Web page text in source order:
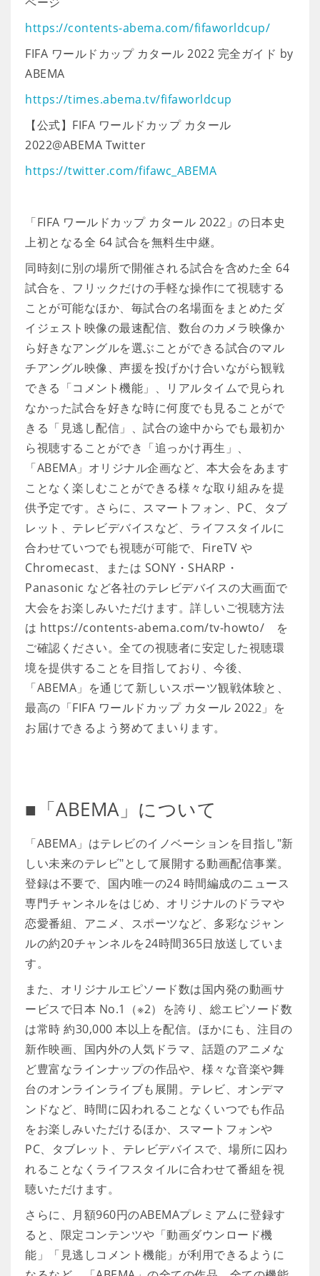
https://contents-abema.com/fifaworldcup/
FIFA ワールドカップ カタール 2022 完全ガイド by
ABEMA
https://times.abema.tv/fifaworldcup
【公式】FIFA ワールドカップ カタール
2022@ABEMA Twitter
https://twitter.com/fifawc_ABEMA
「FIFA ワールドカップ カタール 2022」の日本史
上初となる全 64 試合を無料生中継。
同時刻に別の場所で開催される試合を含めた全 64
試合を、フリックだけの手軽な操作にて視聴する
ことが可能なほか、毎試合の名場面をまとめたダ
イジェスト映像の最速配信、数台のカメラ映像か
ら好きなアングルを選ぶことができる試合のマル
チアングル映像、声援を投げかけ合いながら観戦
できる「コメント機能」、リアルタイムで見られ
なかった試合を好きな時に何度でも見ることがで
きる「見逃し配信」、試合の途中からでも最初か
ら視聴することができ「追っかけ再生」、
「ABEMA」オリジナル企画など、本大会をあます
ことなく楽しむことができる様々な取り組みを提
供予定です。さらに、スマートフォン、PC、タブ
レット、テレビデバイスなど、ライフスタイルに
合わせていつでも視聴が可能で、FireTV や
Chromecast、または SONY・SHARP・
Panasonic など各社のテレビデバイスの大画面で
大会をお楽しみいただけます。詳しいご視聴方法
は https://contents-abema.com/tv-howto/ を
ご確認ください。全ての視聴者に安定した視聴環
境を提供することを目指しており、今後、
「ABEMA」を通じて新しいスポーツ観戦体験と、
最高の「FIFA ワールドカップ カタール 2022」を
お届けできるよう努めてまいります。
■「ABEMA」について
「ABEMA」はテレビのイノベーションを目指し"新
しい未来のテレビ"として展開する動画配信事業。
登録は不要で、国内唯一の24 時間編成のニュース
専門チャンネルをはじめ、オリジナルのドラマや
恋愛番組、アニメ、スポーツなど、多彩なジャン
ルの約20チャンネルを24時間365日放送していま
す。
また、オリジナルエピソード数は国内発の動画サ
ービスで日本 No.1（※2）を誇り、総エピソード数
は常時 約30,000 本以上を配信。ほかにも、注目の
新作映画、国内外の人気ドラマ、話題のアニメな
ど豊富なラインナップの作品や、様々な音楽や舞
台のオンラインライブも展開。テレビ、オンデマ
ンドなど、時間に囚われることなくいつでも作品
をお楽しみいただけるほか、スマートフォンや
PC、タブレット、テレビデバイスで、場所に囚わ
れることなくライフスタイルに合わせて番組を視
聴いただけます。
さらに、月額960円のABEMAプレミアムに登録す
ると、限定コンテンツや「動画ダウンロード機
能」「見逃しコメント機能」が利用できるように